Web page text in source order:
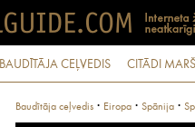
BAUDĪTĀJA CEĻVEDIS CITĀDI
Baudītāja ceļvedis · Eiropa · Spānija ·